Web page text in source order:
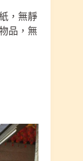
，無靜
品，無